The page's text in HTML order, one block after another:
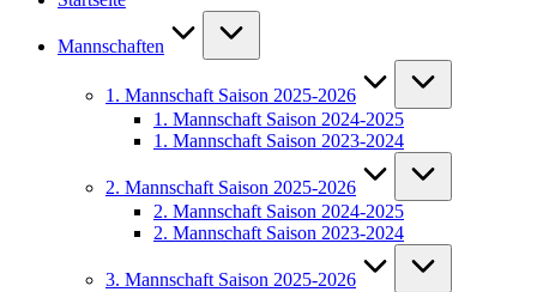
Mannschaften
1. Mannschaft Saison 2025-2026
1. Mannschaft Saison 2024-2025
1. Mannschaft Saison 2023-2024
2. Mannschaft Saison 2025-2026
2. Mannschaft Saison 2024-2025
2. Mannschaft Saison 2023-2024
3. Mannschaft Saison 2025-2026